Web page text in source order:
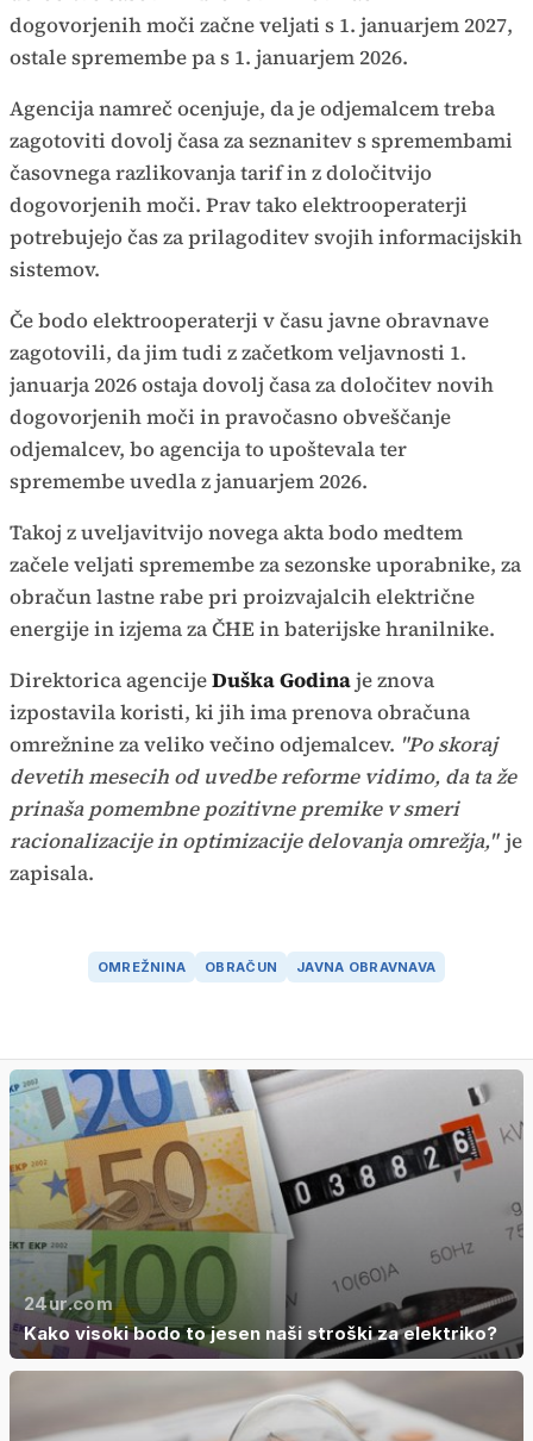
dogovorjenih moči začne veljati s 1. januarjem 2027,
ostale spremembe pa s 1. januarjem 2026.
Agencija namreč ocenjuje, da je odjemalcem treba
zagotoviti dovolj časa za seznanitev s spremembami
časovnega razlikovanja tarif in z določitvijo
dogovorjenih moči. Prav tako elektrooperaterji
potrebujejo čas za prilagoditev svojih informacijskih
sistemov.
Če bodo elektrooperaterji v času javne obravnave
zagotovili, da jim tudi z začetkom veljavnosti 1.
januarja 2026 ostaja dovolj časa za določitev novih
dogovorjenih moči in pravočasno obveščanje
odjemalcev, bo agencija to upoštevala ter
spremembe uvedla z januarjem 2026.
Takoj z uveljavitvijo novega akta bodo medtem
začele veljati spremembe za sezonske uporabnike, za
obračun lastne rabe pri proizvajalcih električne
energije in izjema za ČHE in baterijske hranilnike.
Direktorica agencijeDuška Godinaje znova
izpostavila koristi, ki jih ima prenova obračuna
omrežnine za veliko večino odjemalcev. "Po skoraj
devetih mesecih od uvedbe reforme vidimo, da ta že
prinaša pomembne pozitivne premike v smeri
racionalizacije in optimizacije delovanja omrežja," je
zapisala.
OMREŽNINA OBRAČUN JAVNA OBRAVNAVA
24ur.com
Kako visoki bodo to jesen naši stroški za elektriko?